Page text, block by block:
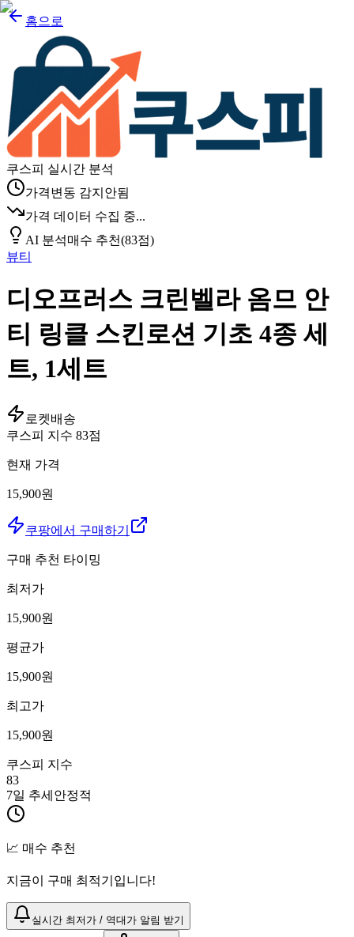
홈으로
쿠스피 실시간 분석
가격변동 감지안됨
가격 데이터 수집 중...
AI 분석매수 추천(83점)
뷰티
디오프러스 크린벨라 옴므 안
티 링클 스킨로션 기초 4종 세
트, 1세트
로켓배송
쿠스피 지수 83점
현재 가격
15,900원
쿠팡에서 구매하기
구매 추천 타이밍
최저가
15,900원
평균가
15,900원
최고가
15,900원
쿠스피 지수
83
7일 추세 안정적
📈 매수 추천
지금이 구매 최적기입니다!
실시간 최저가 / 역대가 알림 받기